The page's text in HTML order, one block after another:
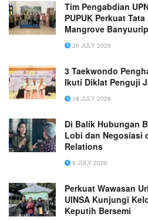
Tim Pengabdian
PUPUK Perkuat
Mangrove
20 JULY 2026
3 Taekwondo
Ikuti Diklat Penguji
18 JULY 2026
Di Balik Hubungan
Lobi dan Negosiasi
Relations
8 JULY 2026
Perkuat Wawasan
UINSA Kunjungi
Keputih Bersemi